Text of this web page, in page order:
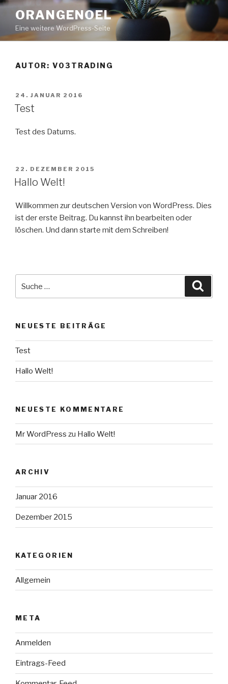
Zum
Inhalt
springen
ORANGENOEL
Eine weitere WordPress-Seite
AUTOR: V03TRADING
VERÖFFENTLICHT
AM
24. JANUAR 2016
Test
Test des Datums.
VERÖFFENTLICHT
AM
22. DEZEMBER 2015
Hallo Welt!
Willkommen zur deutschen Version von WordPress. Dies
ist der erste Beitrag. Du kannst ihn bearbeiten oder
löschen. Und dann starte mit dem Schreiben!
nach:
NEUESTE BEITRÄGE
Test
Hallo Welt!
NEUESTE KOMMENTARE
Mr WordPress zu Hallo Welt!
ARCHIV
Januar 2016
Dezember 2015
KATEGORIEN
Allgemein
META
Anmelden
Eintrags-Feed